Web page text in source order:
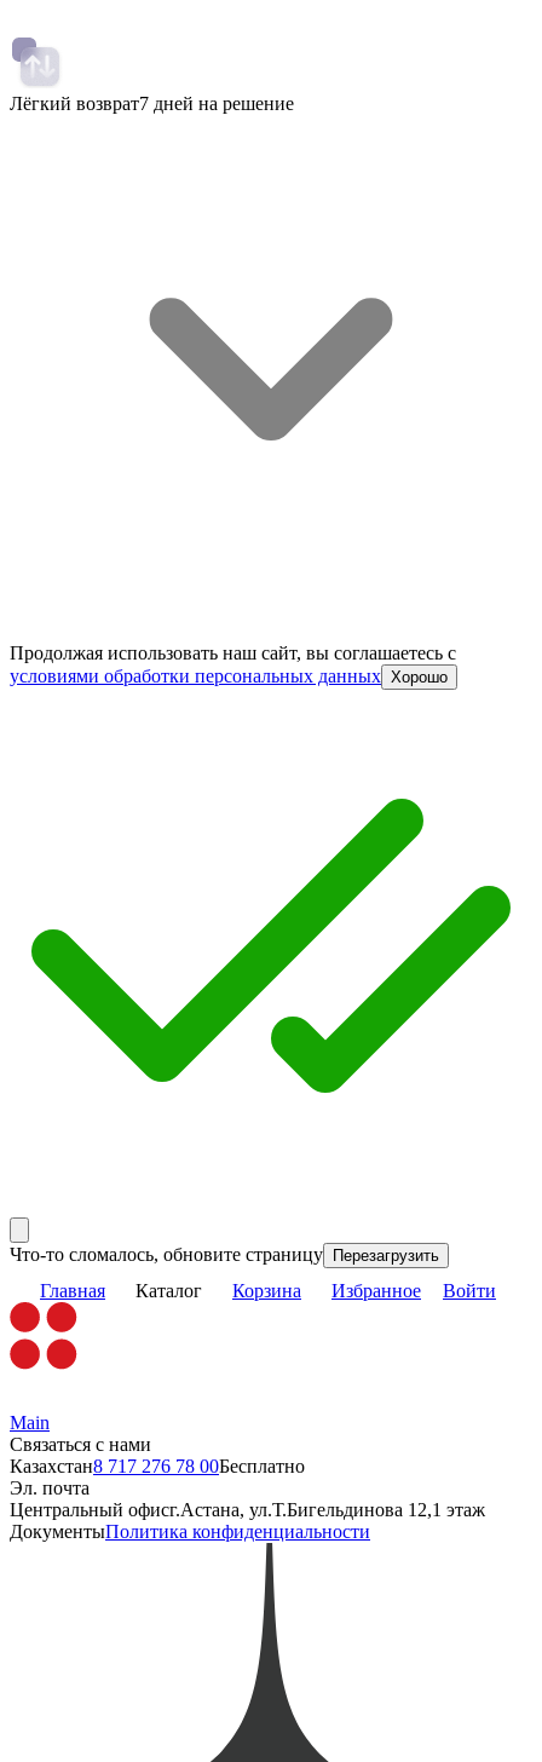
Лёгкий возврат7 дней на решение
Продолжая использовать наш сайт, вы соглашаетесь c
условиями обработки персональных данных Хорошо
Что-то сломалось, обновите страницу Перезагрузить
Главная Каталог Корзина Избранное Войти
Main
Связаться с нами
Казахстан8 717 276 78 00Бесплатно
Эл. почта
Центральный офисг.Астана, ул.Т.Бигельдинова 12,1 этаж
ДокументыПолитика конфиденциальности